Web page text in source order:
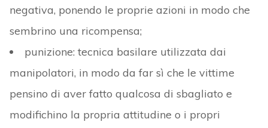
negativa, ponendo le proprie azioni in modo che
sembrino una ricompensa;
punizione: tecnica basilare utilizzata dai
manipolatori, in modo da far sì che le vittime
pensino di aver fatto qualcosa di sbagliato e
modifichino la propria attitudine o i propri